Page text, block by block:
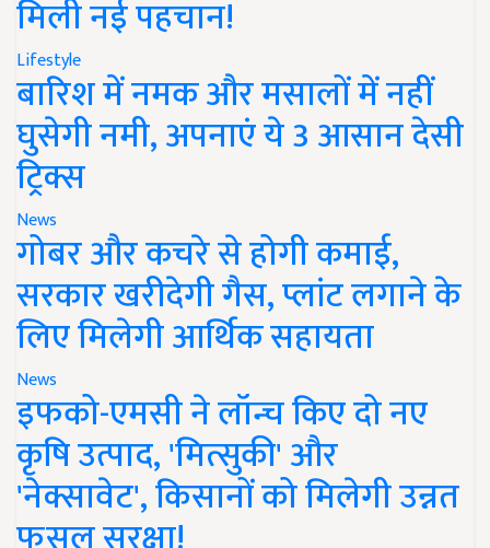
मिली नई पहचान!
Lifestyle
बारिश में नमक और मसालों में नहीं
घुसेगी नमी, अपनाएं ये 3 आसान देसी
ट्रिक्स
News
गोबर और कचरे से होगी कमाई,
सरकार खरीदेगी गैस, प्लांट लगाने के
लिए मिलेगी आर्थिक सहायता
News
इफको-एमसी ने लॉन्च किए दो नए
कृषि उत्पाद, 'मित्सुकी' और
'नेक्सावेट', किसानों को मिलेगी उन्नत